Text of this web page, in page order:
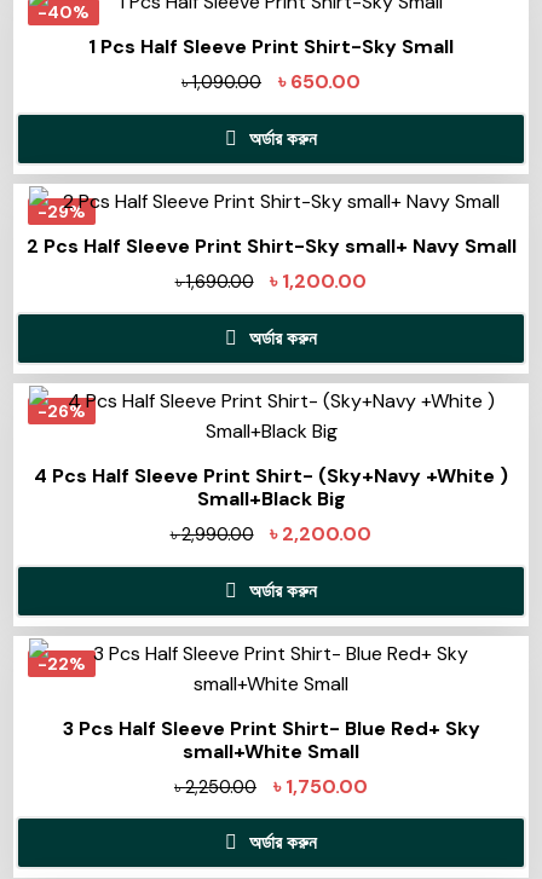
-40%
1 Pcs Half Sleeve Print Shirt-Sky Small
৳1,090.00 ৳650.00
অর্ডার করুন
-29%
2 Pcs Half Sleeve Print Shirt-Sky small+ Navy Small
৳1,690.00 ৳1,200.00
অর্ডার করুন
-26%
4 Pcs Half Sleeve Print Shirt- (Sky+Navy +White )
Small+Black Big
৳2,990.00 ৳2,200.00
অর্ডার করুন
-22%
3 Pcs Half Sleeve Print Shirt- Blue Red+ Sky
small+White Small
৳2,250.00 ৳1,750.00
অর্ডার করুন